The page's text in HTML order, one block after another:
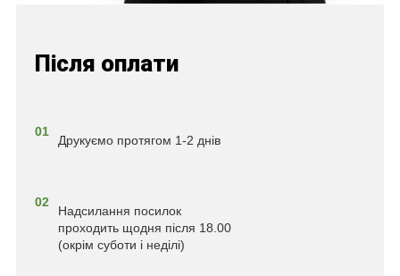
Після оплати
01
Друкуємо протягом 1-2 днів
02
Надсилання посилок
проходить щодня після 18.00
(окрім суботи і неділі)